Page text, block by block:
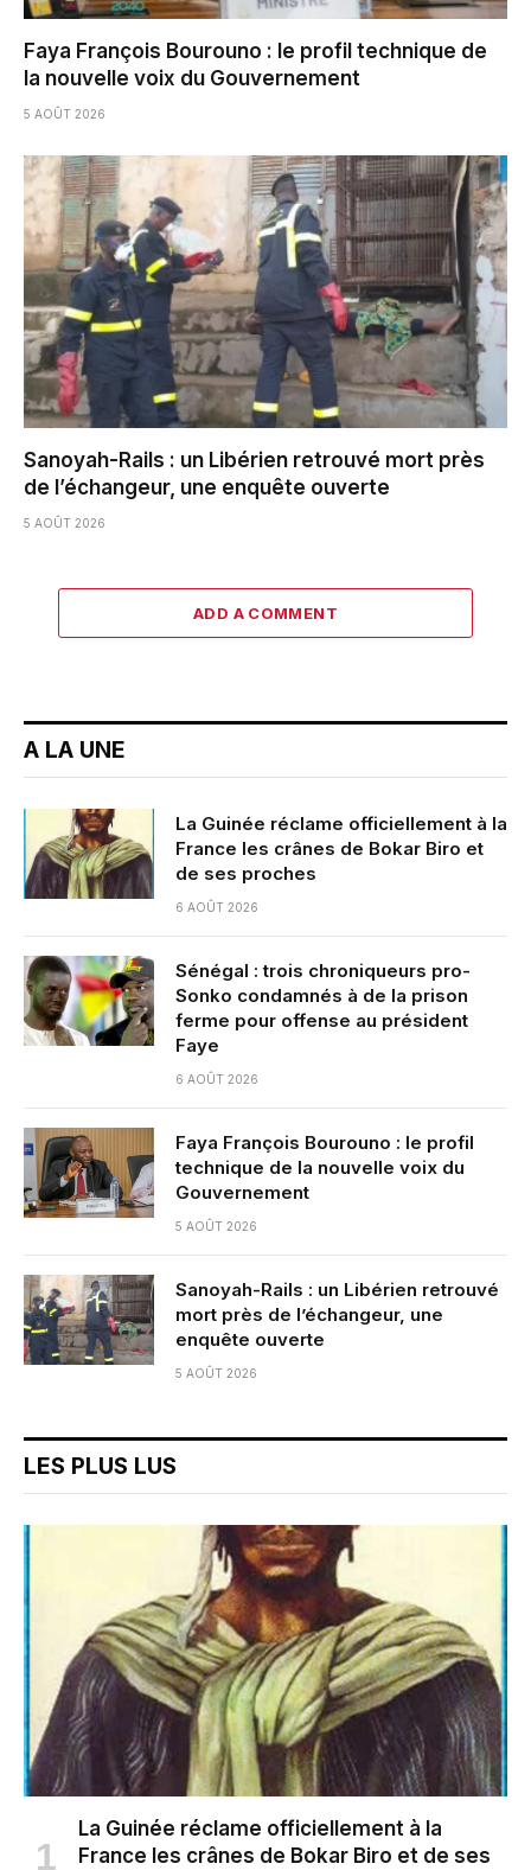
Faya François Bourouno : le profil technique de
la nouvelle voix du Gouvernement
5 AOÛT 2026
Sanoyah-Rails : un Libérien retrouvé mort près
de l’échangeur, une enquête ouverte
5 AOÛT 2026
ADD A COMMENT
A LA UNE
La Guinée réclame officiellement à la
France les crânes de Bokar Biro et
de ses proches
6 AOÛT 2026
Sénégal : trois chroniqueurs pro-
Sonko condamnés à de la prison
ferme pour offense au président
Faye
6 AOÛT 2026
Faya François Bourouno : le profil
technique de la nouvelle voix du
Gouvernement
5 AOÛT 2026
Sanoyah-Rails : un Libérien retrouvé
mort près de l’échangeur, une
enquête ouverte
5 AOÛT 2026
LES PLUS LUS
La Guinée réclame officiellement à la
France les crânes de Bokar Biro et de ses